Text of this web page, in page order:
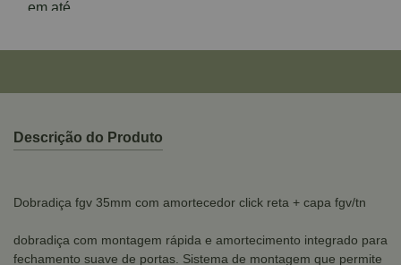
Descrição do Produto
Dobradiça fgv 35mm com amortecedor click reta + capa fgv/tn
dobradiça com montagem rápida e amortecimento integrado para
fechamento suave de portas. Sistema de montagem que permite